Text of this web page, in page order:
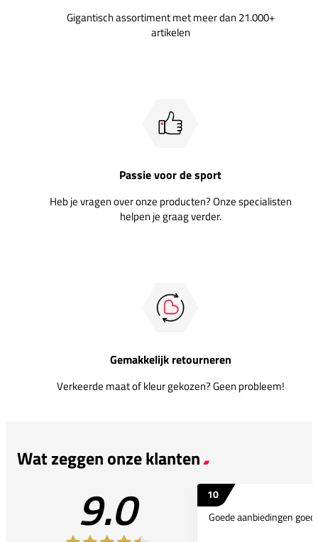
Gigantisch assortiment met meer dan 21.000+
artikelen
Passie voor de sport
Heb je vragen over onze producten? Onze specialisten
helpen je graag verder.
Gemakkelijk retourneren
Verkeerde maat of kleur gekozen? Geen probleem!
Wat zeggen onze klanten
9.0
10
Goede aanbiedingen